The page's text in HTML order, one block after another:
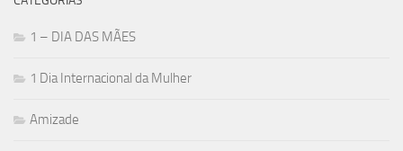
1 – DIA DAS MÃES
1 Dia Internacional da Mulher
Amizade